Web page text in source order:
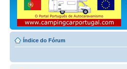
Índice do Fórum